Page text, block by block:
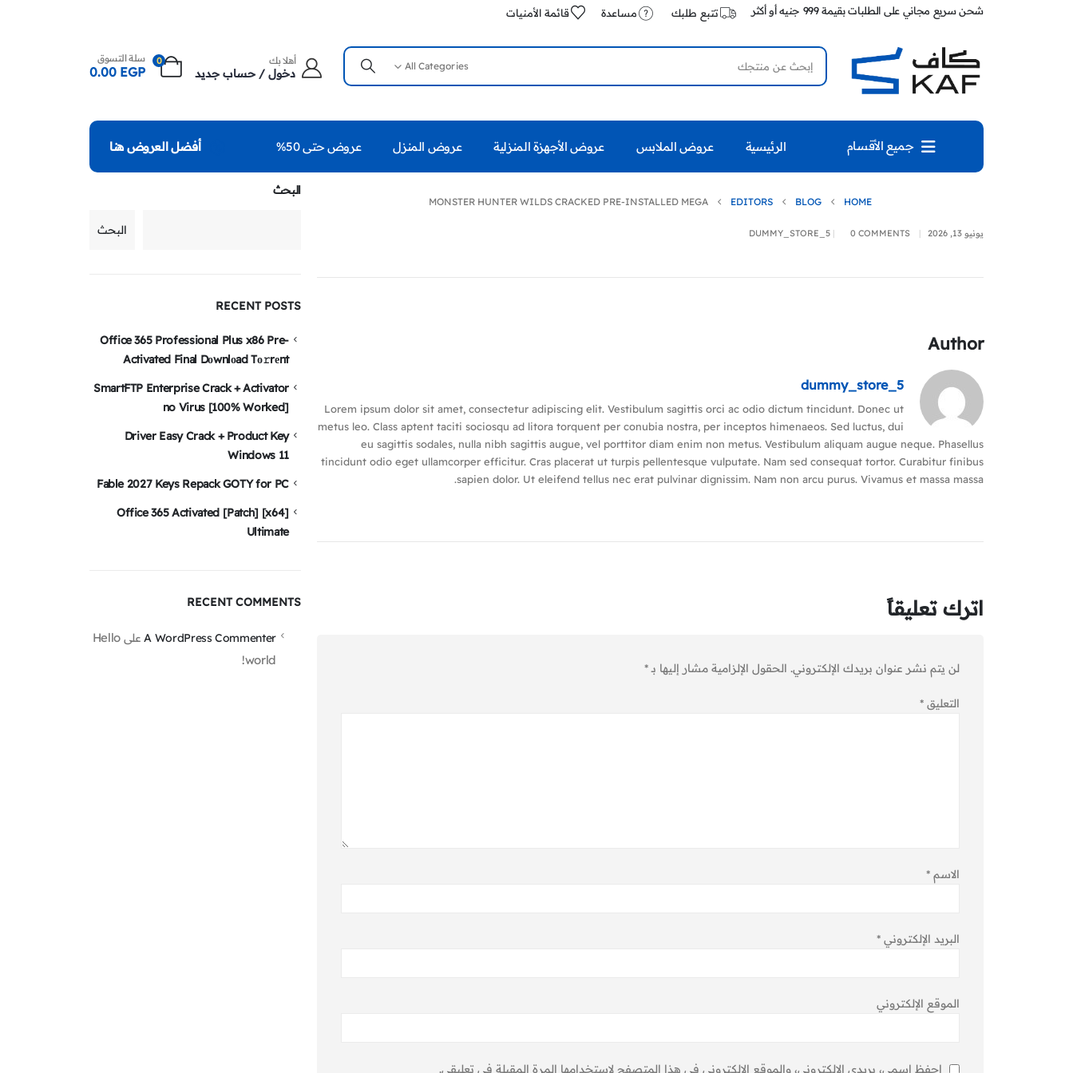
شحن سريع مجاني على الطلبات بقيمة 999 جنيه أو أكثر تتبع طلبك مساعدة قائمة الأمنيات
All Categories أهلا بك
دخول / حساب جديد
0 سلة التسوق
0.00 EGP
جميع الأقسام الرئيسية عروض الملابس عروض الأجهزة المنزلية عروض المنزل عروض حتى 50% أفضل العروض هنا
HOME
BLOG
EDITORS
MONSTER HUNTER WILDS CRACKED PRE-INSTALLED MEGA
يونيو 13, 2026 DUMMY_STORE_5 0 COMMENTS
Author
dummy_store_5
Lorem ipsum dolor sit amet, consectetur adipiscing elit. Vestibulum sagittis orci ac odio dictum tincidunt. Donec ut
metus leo. Class aptent taciti sociosqu ad litora torquent per conubia nostra, per inceptos himenaeos. Sed luctus, dui
eu sagittis sodales, nulla nibh sagittis augue, vel porttitor diam enim non metus. Vestibulum aliquam augue neque. Phasellus
tincidunt odio eget ullamcorper efficitur. Cras placerat ut turpis pellentesque vulputate. Nam sed consequat tortor. Curabitur finibus
sapien dolor. Ut eleifend tellus nec erat pulvinar dignissim. Nam non arcu purus. Vivamus et massa massa.
اترك تعليقاً
لن يتم نشر عنوان بريدك الإلكتروني. الحقول الإلزامية مشار إليها بـ*
التعليق *
الاسم *
البريد الإلكتروني *
الموقع الإلكتروني
احفظ اسمي، بريدي الإلكتروني، والموقع الإلكتروني في هذا المتصفح لاستخدامها المرة المقبلة في تعليقي.
البحث
البحث
RECENT POSTS
Office 365 Professional Plus x86 Pre-
Activated Final Dоwnlоad Tо𝚛rеnt
SmartFTP Enterprise Crack + Activator
no Virus [100% Worked]
Driver Easy Crack + Product Key
Windows 11
Fable 2027 Keys Repack GOTY for PC
Office 365 Activated [Patch] [x64]
Ultimate
RECENT COMMENTS
A WordPress Commenterعلى Hello
world!